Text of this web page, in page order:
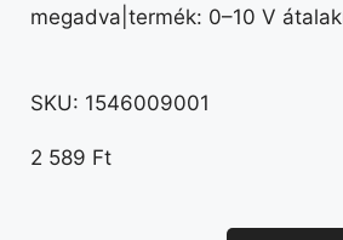
megadva|termék: 0–10 V
SKU: 1546009001
2 589 Ft